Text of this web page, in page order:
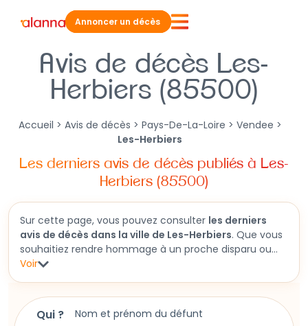
Annoncer un décès
Avis de décès Les-
Herbiers (85500)
Accueil > Avis de décès > Pays-De-La-Loire > Vendee >
Les-Herbiers
Les derniers avis de décès publiés à Les-
Herbiers (85500)
Sur cette page, vous pouvez consulter les derniers
avis de décès dans la ville de Les-Herbiers. Que vous
souhaitiez rendre hommage à un proche disparu ou
obtenir des informations sur une cérémonie funéraire
informations détaillées sur les obsèques et des
instructions pour publier un avis de décès à Les-
Voir
Qui ?